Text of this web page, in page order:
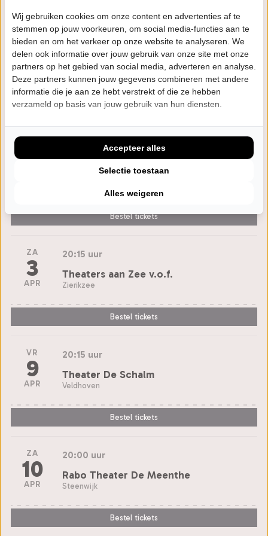
Bestel tickets
WO
31
MRT
20:15 uur
WestlandTheater De Naald
Naaldwijk
2
20:00 uur
TheaterHotel de Oranjerie
Bestel tickets
ZA
3
APR
20:15 uur
Theaters aan Zee v.o.f.
Zierikzee
Bestel tickets
VR
9
APR
20:15 uur
Theater De Schalm
Veldhoven
Bestel tickets
ZA
10
APR
20:00 uur
Rabo Theater De Meenthe
Steenwijk
Bestel tickets
Wij gebruiken cookies om onze content en advertenties af te
stemmen op jouw voorkeuren, om social media-functies aan te
bieden en om het verkeer op onze website te analyseren. We
delen ook informatie over jouw gebruik van onze site met onze
partners op het gebied van social media, adverteren en analyse.
Deze partners kunnen jouw gegevens combineren met andere
informatie die je aan ze hebt verstrekt of die ze hebben
verzameld op basis van jouw gebruik van hun diensten.
Alles weigeren
Selectie toestaan
Accepteer alles